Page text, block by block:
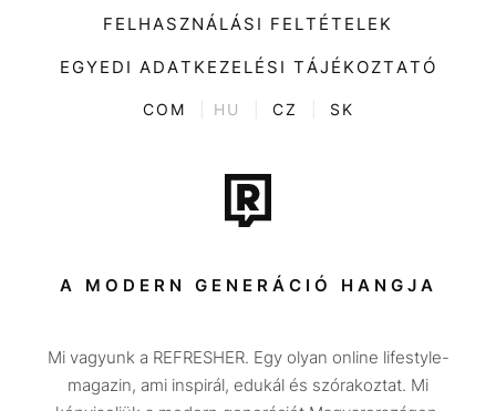
Divat
Kultúra
ENTR
Tech-Tudomány
Sport
Társadalom
Utazás
Életmód
FELHASZNÁLÁSI FELTÉTELEK
EGYEDI ADATKEZELÉSI TÁJÉKOZTATÓ
COM HU CZ SK
A MODERN GENERÁCIÓ HANGJA
Mi vagyunk a REFRESHER. Egy olyan online lifestyle-
magazin, ami inspirál, edukál és szórakoztat. Mi